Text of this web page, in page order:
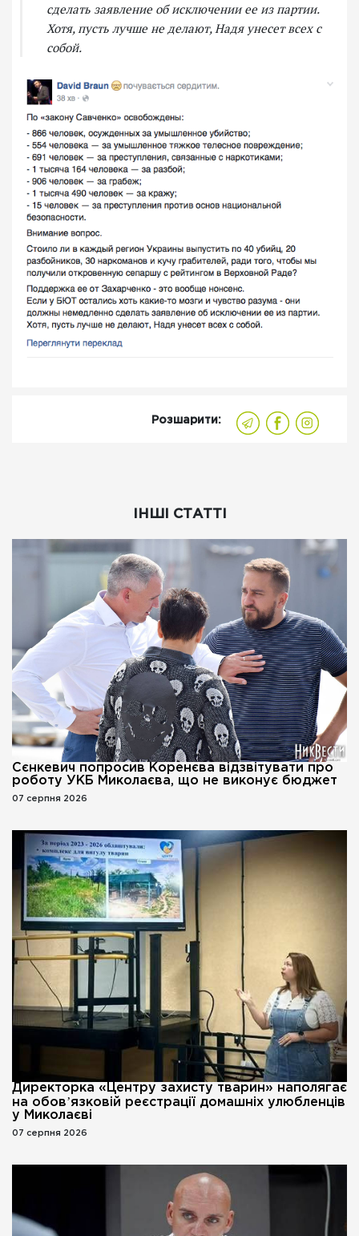
сделать заявление об исключении ее из партии.
Хотя, пусть лучше не делают, Надя унесет всех с
собой.
Розшарити:
ІНШІ СТАТТІ
Сєнкевич попросив Коренєва відзвітувати про
роботу УКБ Миколаєва, що не виконує бюджет
07 серпня 2026
Директорка «Центру захисту тварин» наполягає
на обовʼязковій реєстрації домашніх улюбленців
у Миколаєві
07 серпня 2026